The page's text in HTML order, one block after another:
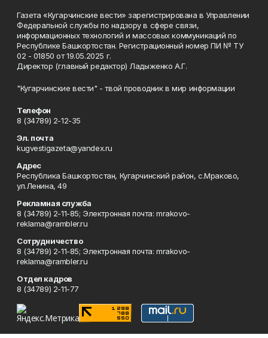
Газета «Кугарчинские вести» зарегистрирована в Управлении
Федеральной службы по надзору в сфере связи,
информационных технологий и массовых коммуникаций по
Республике Башкортостан. Регистрационный номер ПИ № ТУ
02 - 01850 от 19.05.2025 г.
Директор (главный редактор) Ладыженко А.Г.
"Кугарчинские вести" - твой проводник в мир информации
Телефон
8 (34789) 2-12-35
Эл. почта
kugvestigazeta@yandex.ru
Адрес
Республика Башкортостан, Кугарчинский район, с.Мраково,
ул.Ленина, 49
Рекламная служба
8 (34789) 2-11-85; Электронная почта: mrakovo-
reklama@rambler.ru
Сотрудничество
8 (34789) 2-11-85; Электронная почта: mrakovo-
reklama@rambler.ru
Отдел кадров
8 (34789) 2-11-77